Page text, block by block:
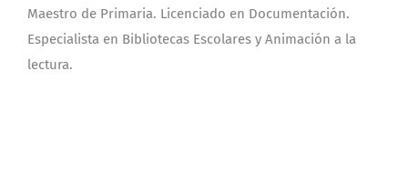
Maestro de Primaria. Licenciado en Documentación.
Especialista en Bibliotecas Escolares y Animación a la
lectura.